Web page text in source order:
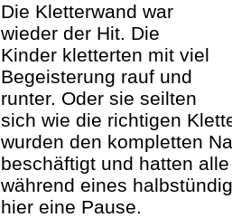
Die Kletterwand war
wieder der Hit. Die
Kinder kletterten mit viel
Begeisterung rauf und
runter. Oder sie seilten
sich wie die richtigen
wurden den kompletten
beschäftigt und hatten
während eines
hier eine Pause.